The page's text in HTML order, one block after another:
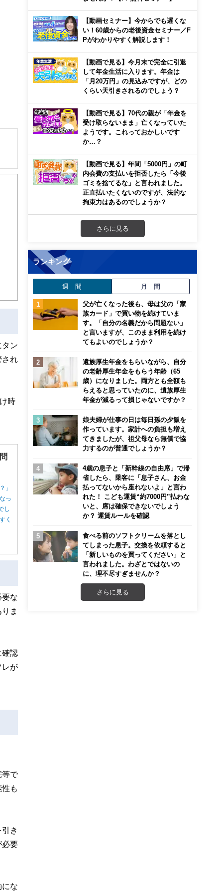
き
タン
され
時
」
っ
し
く
要な
ま
確認
レが
等で
も
き
必要
にな
【動画セミナー】今からでも遅くな
い！60歳からの老後資金セミナー／F
Pがわかりやすく解説します！
【動画で見る】今月末で完全に引退
して年金生活に入ります。年金は
「月20万円」の見込みですが、どの
くらい天引きされるのでしょう？
【動画で見る】70代の親が「年金を
受け取らないまま」亡くなっていた
ようです。これっておかしいです
か…？
【動画で見る】年間「5000円」の町
内会費の支払いを拒否したら「今後
ゴミを捨てるな」と言われました。
正直払いたくないのですが、法的な
拘束力はあるのでしょうか？
さらに見る
ランキング
週 間 月 間
父が亡くなった後も、母は父の「家
族カード」で買い物を続けていま
す。「自分の名義だから問題ない」
と言いますが、このまま利用を続け
てもよいのでしょうか？
遺族厚生年金をもらいながら、自分
の老齢厚生年金をもらう年齢（65
歳）になりました。両方とも全額も
らえると思っていたのに、遺族厚生
年金が減るって損じゃないですか？
娘夫婦が仕事の日は毎日孫の夕飯を
作っています。家計への負担も増え
てきましたが、祖父母なら無償で協
力するのが普通でしょうか？
4歳の息子と「新幹線の自由席」で帰
省したら、乗客に「息子さん、お金
払ってないから座れないよ」と言わ
れた！ こども運賃“約7000円”払わな
いと、席は確保できないでしょう
か？ 運賃ルールを確認
食べる前のソフトクリームを落とし
てしまった息子。交換を依頼すると
「新しいものを買ってください」と
言われました。わざとではないの
に、理不尽すぎませんか？
さらに見る